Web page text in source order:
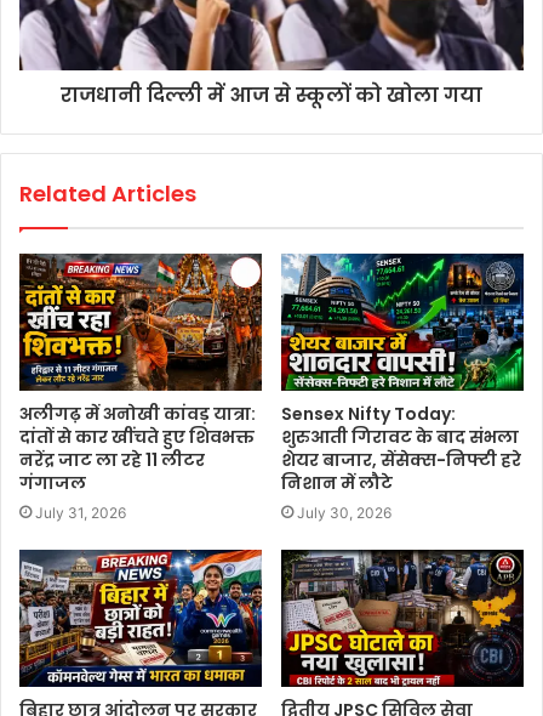
राजधानी दिल्ली में आज से स्कूलों को खोला गया
Related Articles
अलीगढ़ में अनोखी कांवड़ यात्रा:
दांतों से कार खींचते हुए शिवभक्त
नरेंद्र जाट ला रहे 11 लीटर
गंगाजल
July 31, 2026
Sensex Nifty Today:
शुरुआती गिरावट के बाद संभला
शेयर बाजार, सेंसेक्स-निफ्टी हरे
निशान में लौटे
July 30, 2026
बिहार छात्र आंदोलन पर सरकार
द्वितीय JPSC सिविल सेवा